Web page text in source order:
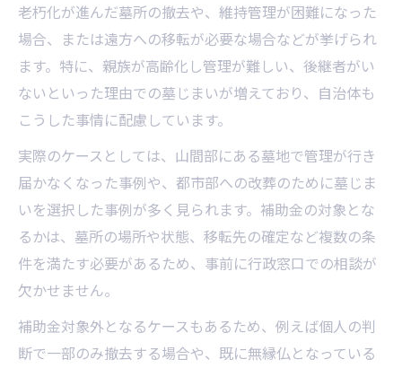
老朽化が進んだ墓所の撤去や、維持管理が困難になった
場合、または遠方への移転が必要な場合などが挙げられ
ます。特に、親族が高齢化し管理が難しい、後継者がい
ないといった理由での墓じまいが増えており、自治体も
こうした事情に配慮しています。
実際のケースとしては、山間部にある墓地で管理が行き
届かなくなった事例や、都市部への改葬のために墓じま
いを選択した事例が多く見られます。補助金の対象とな
るかは、墓所の場所や状態、移転先の確定など複数の条
件を満たす必要があるため、事前に行政窓口での相談が
欠かせません。
補助金対象外となるケースもあるため、例えば個人の判
断で一部のみ撤去する場合や、既に無縁仏となっている